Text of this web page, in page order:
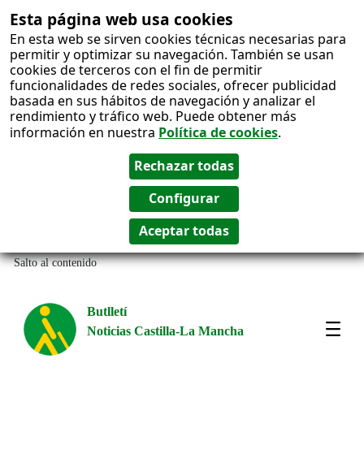
Esta página web usa cookies
En esta web se sirven cookies técnicas necesarias para
permitir y optimizar su navegación. También se usan
cookies de terceros con el fin de permitir
funcionalidades de redes sociales, ofrecer publicidad
basada en sus hábitos de navegación y analizar el
rendimiento y tráfico web. Puede obtener más
información en nuestra Política de cookies.
Salto al contenido
Butlletí
Noticias Castilla-La Mancha